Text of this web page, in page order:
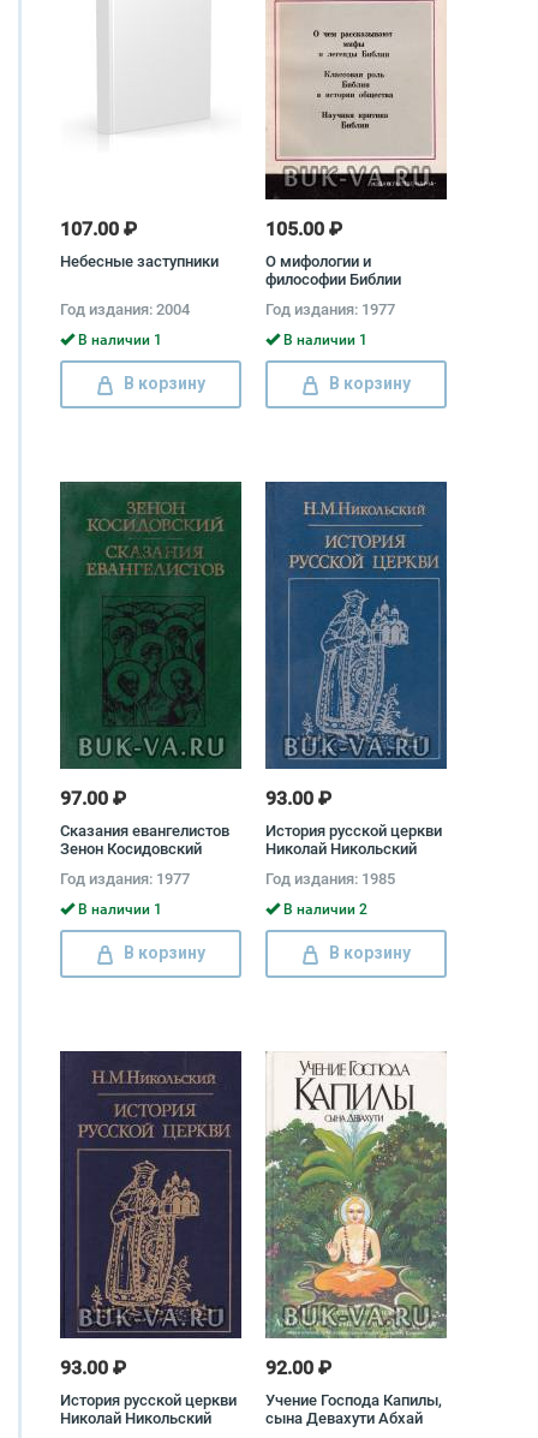
107.00 ₽
Небесные заступники
Год издания: 2004
В наличии 1
В корзину
105.00 ₽
О мифологии и
философии Библии
Год издания: 1977
В наличии 1
В корзину
97.00 ₽
Сказания евангелистов
Зенон Косидовский
Год издания: 1977
В наличии 1
В корзину
93.00 ₽
История русской церкви
Николай Никольский
Год издания: 1985
В наличии 2
В корзину
93.00 ₽
История русской церкви
Николай Никольский
92.00 ₽
Учение Господа Капилы,
сына Девахути Абхай